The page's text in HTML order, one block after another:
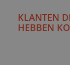
KLANTEN
HEBBEN